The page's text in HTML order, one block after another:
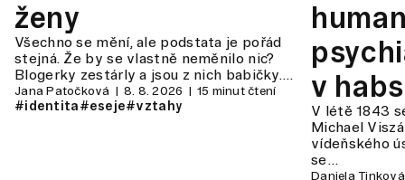
ženy
Všechno se mění, ale podstata je pořád
stejná. Že by se vlastně neměnilo nic?
Blogerky zestárly a jsou z nich babičky.…
Jana Patočková 8. 8. 2026 15 minut čtení
#identita#eseje#vztahy
v
V létě 1843
Michael
vídeňského
se…
Daniela Tinková